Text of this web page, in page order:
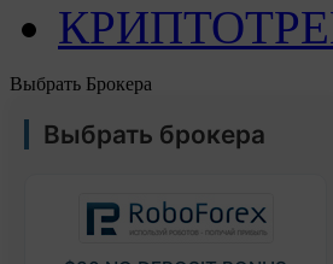
Выбрать Брокера
Выбрать брокера